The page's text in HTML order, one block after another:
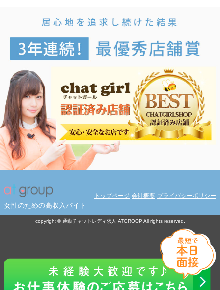
女性のための高収入バイト
トップページ 会社概要 プライバシーポリシー
copyright © 通勤チャットレディ求人 ATGROOP All rights reserved.